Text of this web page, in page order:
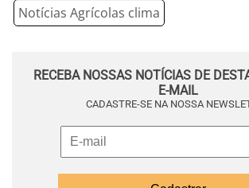
Notícias Agrícolas clima
RECEBA NOSSAS NOTÍCIAS DE
E-MAIL
CADASTRE-SE NA NOSSA